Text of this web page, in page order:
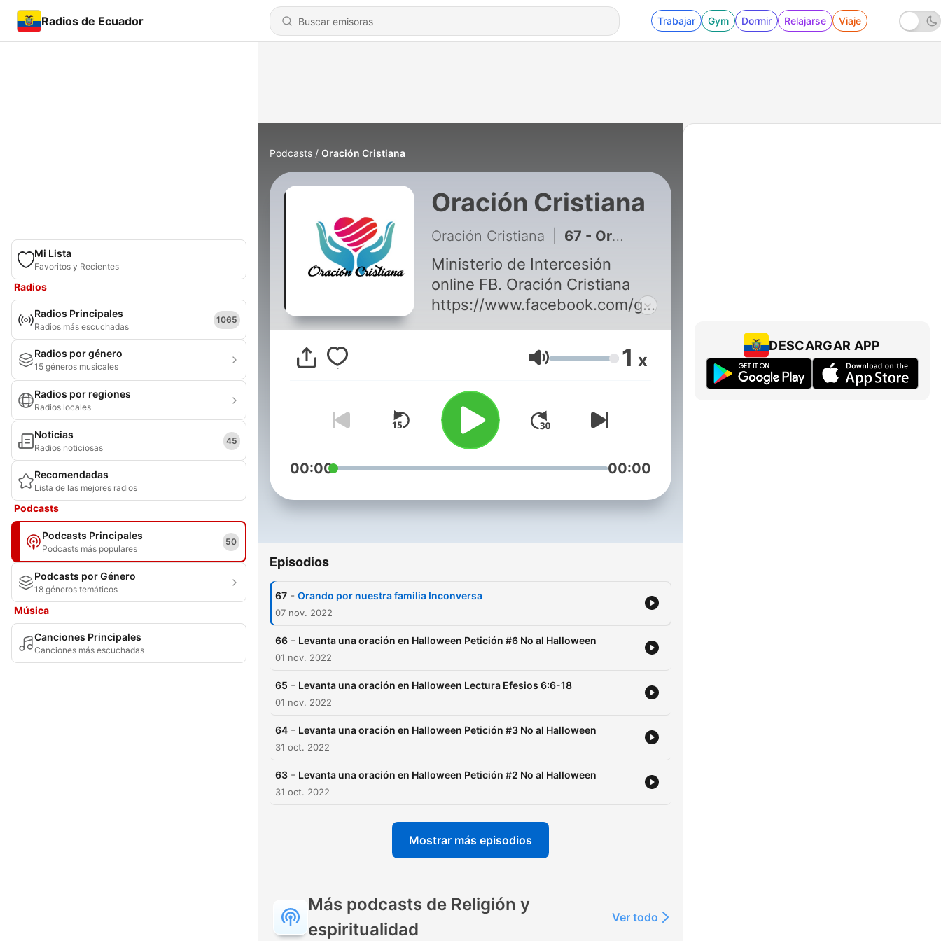
Radios de Ecuador Trabajar Gym Dormir Relajarse Viaje
Mi Lista
Favoritos y Recientes
Radios
Radios Principales
Radios más escuchadas
1065
Radios por género
15 géneros musicales
Radios por regiones
Radios locales
Noticias
Radios noticiosas
45
Recomendadas
Lista de las mejores radios
Podcasts
Podcasts Principales
Podcasts más populares
50
Podcasts por Género
18 géneros temáticos
Música
Canciones Principales
Canciones más escuchadas
Podcasts Oración Cristiana
Oración Cristiana
Oración Cristiana 67 - Orando por nuestra familia Inconversa
Ministerio de Intercesión
online FB. Oración Cristiana
https://www.facebook.com/groups/1541736685912546/?
Volumen 1 x
00:00 00:00
Episodios
67 - Orando por nuestra familia Inconversa
07 nov. 2022
66 - Levanta una oración en Halloween Petición #6 No al Halloween
01 nov. 2022
65 - Levanta una oración en Halloween Lectura Efesios 6:6-18
01 nov. 2022
64 - Levanta una oración en Halloween Petición #3 No al Halloween
31 oct. 2022
63 - Levanta una oración en Halloween Petición #2 No al Halloween
31 oct. 2022
Mostrar más episodios
Más podcasts de Religión y
espiritualidad
Ver todo
DESCARGAR APP